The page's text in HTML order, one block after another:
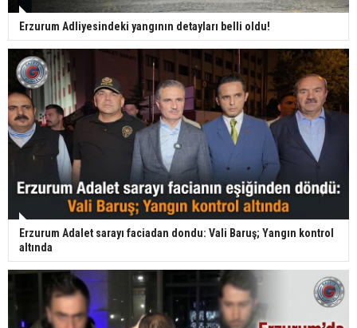
Erzurum Adliyesindeki yangının detayları belli oldu!
Erzurum Adalet sarayı faciadan dondu: Vali Baruş; Yangın kontrol
altında